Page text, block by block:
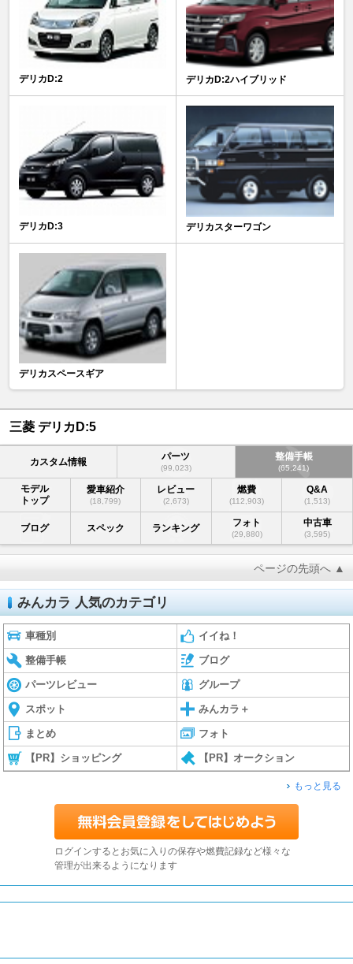
デリカD:2 デリカD:2ハイブリッド
デリカD:3 デリカスターワゴン
デリカスペースギア
三菱 デリカD:5
カスタム情報 パーツ
(99,023)
整備手帳
(65,241)
モデル
トップ
愛車紹介
(18,799)
レビュー
(2,673)
燃費
(112,903)
Q&A
(1,513)
ブログ スペック ランキング フォト
(29,880)
中古車
(3,595)
ページの先頭へ ▲
みんカラ 人気のカテゴリ
車種別 イイね！
整備手帳 ブログ
パーツレビュー グループ
スポット みんカラ＋
まとめ フォト
【PR】ショッピング 【PR】オークション
もっと見る
ログインするとお気に入りの保存や燃費記録など様々な
管理が出来るようになります